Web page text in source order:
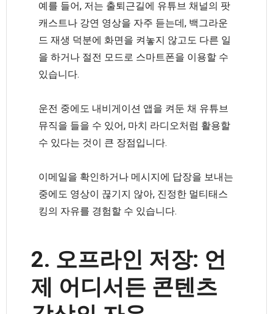
예를 들어, 저는 출퇴근길에 유튜브 채널의 팟
캐스트나 강연 영상을 자주 듣는데, 백그라운
드 재생 덕분에 화면을 켜놓지 않고도 다른 일
을 하거나 절전 모드로 스마트폰을 이용할 수
있습니다.
운전 중에도 내비게이션 앱을 켜둔 채 유튜브
뮤직을 들을 수 있어, 마치 라디오처럼 활용할
수 있다는 것이 큰 장점입니다.
이메일을 확인하거나 메시지에 답장을 보내는
중에도 영상이 끊기지 않아, 진정한 멀티태스
킹의 자유를 경험할 수 있습니다.
2. 오프라인 저장: 언
제 어디서든 콘텐츠